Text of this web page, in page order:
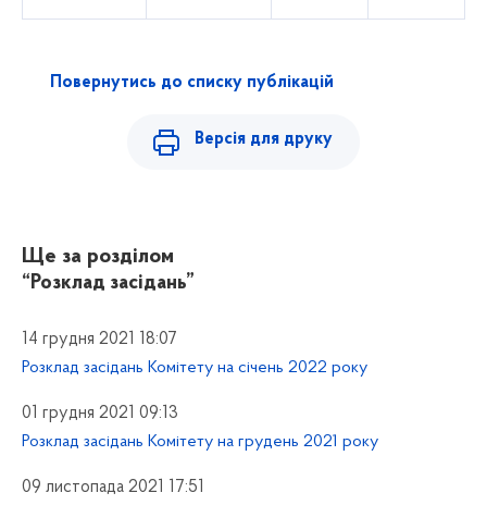
Повернутись до списку публікацій
Версія для друку
Ще за розділом
“Розклад засідань”
14 грудня 2021 18:07
Розклад засідань Комітету на січень 2022 року
01 грудня 2021 09:13
Розклад засідань Комітету на грудень 2021 року
09 листопада 2021 17:51